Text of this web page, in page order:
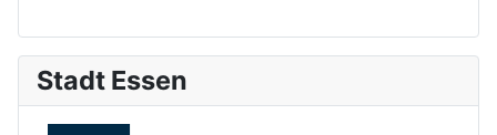
Stadt Essen